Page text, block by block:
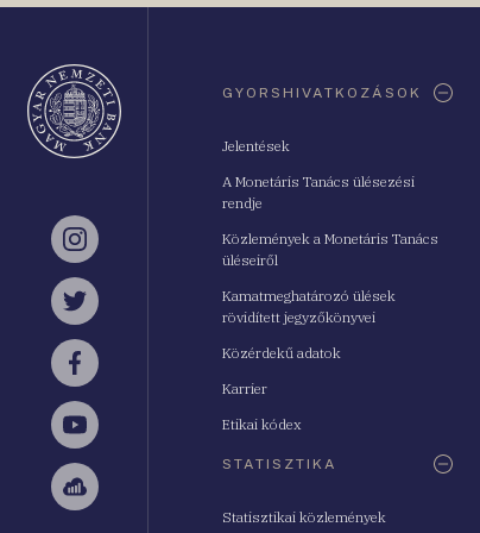
Instagram
Twitter
Facebook
YouTube
Sellsy
GYORSHIVATKOZÁSOK
Jelentések
A Monetáris Tanács ülésezési
rendje
Közlemények a Monetáris Tanács
üléseiről
Kamatmeghatározó ülések
rövidített jegyzőkönyvei
Közérdekű adatok
Karrier
Etikai kódex
STATISZTIKA
Statisztikai közlemények